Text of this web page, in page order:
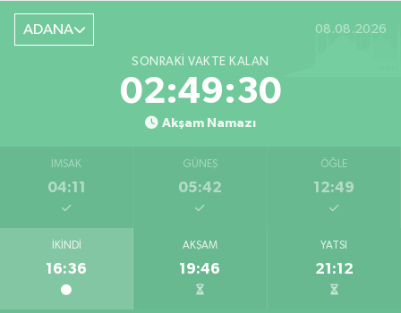
ADANA 08.08.2026
SONRAKI VAKTE KALAN
02:49:29
Akşam Namazı
İMSAK
04:11
GÜNEŞ
05:42
ÖĞLE
12:49
İKINDI
16:36
AKŞAM
19:46
YATSI
21:12